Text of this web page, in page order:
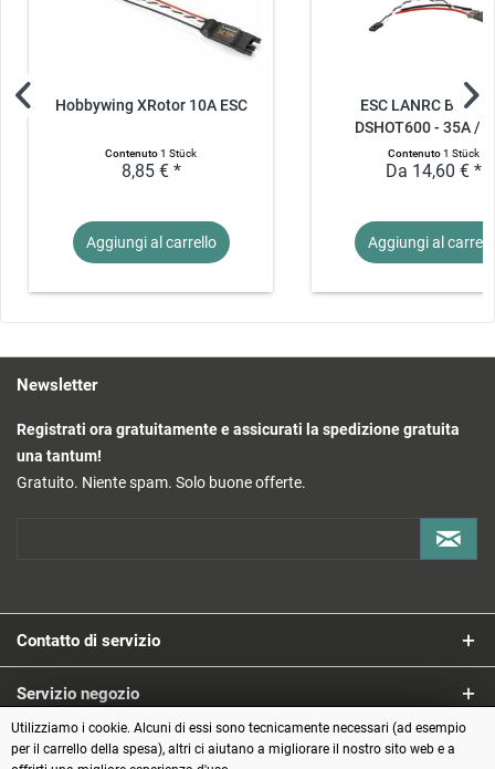
Hobbywing XRotor 10A ESC
Contenuto1 Stück
8,85 € *
Aggiungi al carrello
ESC LANRC
DSHOT600 - 35A /
Contenuto1 Stück
Da 14,60 € *
Aggiungi al
Newsletter
Registrati ora gratuitamente e assicurati la spedizione gratuita
una tantum!
Gratuito. Niente spam. Solo buone offerte.
Contatto di servizio
Servizio negozio
Informazioni
Utilizziamo i cookie. Alcuni di essi sono tecnicamente necessari (ad esempio
per il carrello della spesa), altri ci aiutano a migliorare il nostro sito web e a